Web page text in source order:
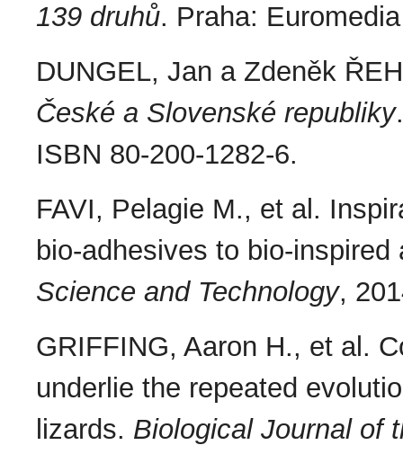
139 druhů. Praha:
DUNGEL, Jan a Zdeněk
České a Slovenské republiky
ISBN 80-200-1282-6.
FAVI, Pelagie M., et al.
bio-adhesives to bio-
Science and Technology,
GRIFFING, Aaron H., et al.
underlie the repeated
lizards. Biological Journal of